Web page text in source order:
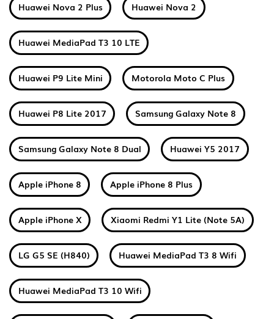
Huawei Nova 2 Plus Huawei Nova 2
Huawei MediaPad T3 10 LTE
Huawei P9 Lite Mini Motorola Moto C Plus
Huawei P8 Lite 2017 Samsung Galaxy Note 8
Samsung Galaxy Note 8 Dual Huawei Y5 2017
Apple iPhone 8 Apple iPhone 8 Plus
Apple iPhone X Xiaomi Redmi Y1 Lite (Note 5A)
LG G5 SE (H840) Huawei MediaPad T3 8 Wifi
Huawei MediaPad T3 10 Wifi